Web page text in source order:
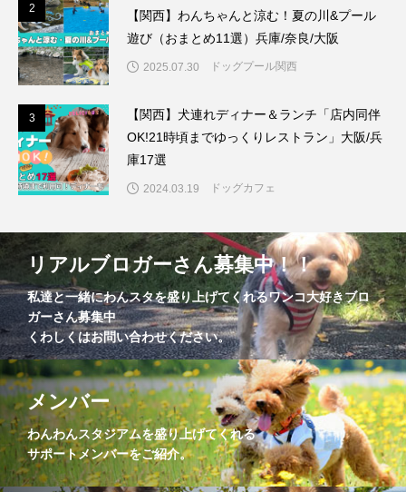
2
【関西】わんちゃんと涼む！夏の川&プール
遊び（おまとめ11選）兵庫/奈良/大阪
2025.07.30 ドッグプール関西
3
【関西】犬連れディナー＆ランチ「店内同伴
OK!21時頃までゆっくりレストラン」大阪/兵
庫17選
2024.03.19 ドッグカフェ
リアルブロガーさん募集中！！
私達と一緒にわんスタを盛り上げてくれるワンコ大好きブロ
ガーさん募集中
くわしくはお問い合わせください。
メンバー
わんわんスタジアムを盛り上げてくれる
サポートメンバーをご紹介。